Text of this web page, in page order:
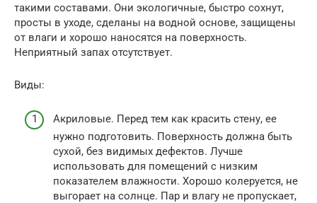
такими составами. Они экологичные, быстро сохнут,
просты в уходе, сделаны на водной основе, защищены
от влаги и хорошо наносятся на поверхность.
Неприятный запах отсутствует.
Виды:
Акриловые. Перед тем как красить стену, ее
нужно подготовить. Поверхность должна быть
сухой, без видимых дефектов. Лучше
использовать для помещений с низким
показателем влажности. Хорошо колеруется, не
выгорает на солнце. Пар и влагу не пропускает,